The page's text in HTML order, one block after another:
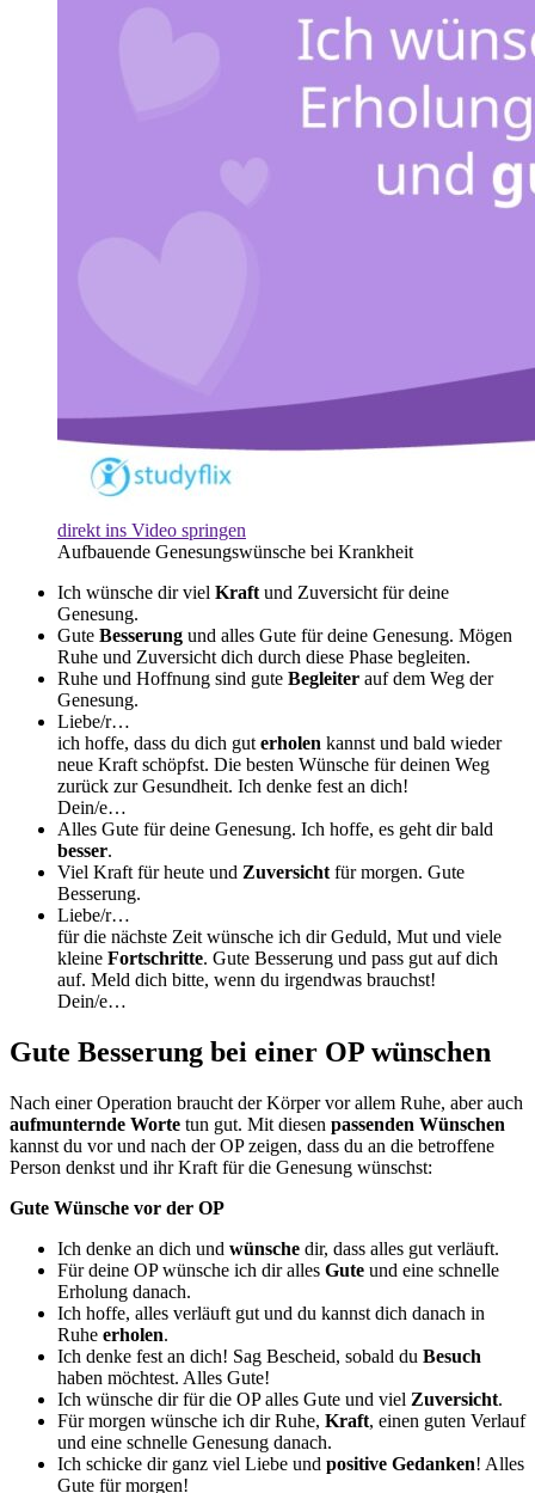
direkt ins Video springen
Aufbauende Genesungswünsche bei Krankheit
Ich wünsche dir viel Kraft und Zuversicht für deine
Genesung.
Gute Besserung und alles Gute für deine Genesung. Mögen
Ruhe und Zuversicht dich durch diese Phase begleiten.
Ruhe und Hoffnung sind gute Begleiter auf dem Weg der
Genesung.
Liebe/r…
ich hoffe, dass du dich gut erholen kannst und bald wieder
neue Kraft schöpfst. Die besten Wünsche für deinen Weg
zurück zur Gesundheit. Ich denke fest an dich!
Dein/e…
Alles Gute für deine Genesung. Ich hoffe, es geht dir bald
besser.
Viel Kraft für heute und Zuversicht für morgen. Gute
Besserung.
Liebe/r…
für die nächste Zeit wünsche ich dir Geduld, Mut und viele
kleine Fortschritte. Gute Besserung und pass gut auf dich
auf. Meld dich bitte, wenn du irgendwas brauchst!
Dein/e…
Gute Besserung bei einer OP wünschen
Nach einer Operation braucht der Körper vor allem Ruhe, aber auch
aufmunternde Worte tun gut. Mit diesen passenden Wünschen
kannst du vor und nach der OP zeigen, dass du an die betroffene
Person denkst und ihr Kraft für die Genesung wünschst:
Gute Wünsche vor der OP
Ich denke an dich und wünsche dir, dass alles gut verläuft.
Für deine OP wünsche ich dir alles Gute und eine schnelle
Erholung danach.
Ich hoffe, alles verläuft gut und du kannst dich danach in
Ruhe erholen.
Ich denke fest an dich! Sag Bescheid, sobald du Besuch
haben möchtest. Alles Gute!
Ich wünsche dir für die OP alles Gute und viel Zuversicht.
Für morgen wünsche ich dir Ruhe, Kraft, einen guten Verlauf
und eine schnelle Genesung danach.
Ich schicke dir ganz viel Liebe und positive Gedanken! Alles
Gute für morgen!